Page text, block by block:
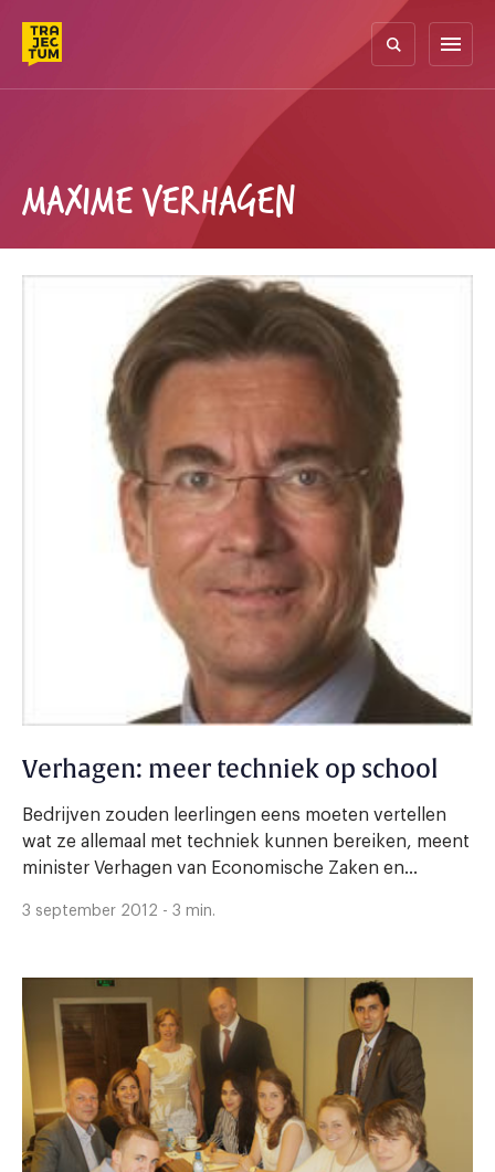
content
menu
MAXIME VERHAGEN
Verhagen: meer techniek op school
Bedrijven zouden leerlingen eens moeten vertellen
wat ze allemaal met techniek kunnen bereiken, meent
minister Verhagen van Economische Zaken en...
3 september 2012 - 3 min.